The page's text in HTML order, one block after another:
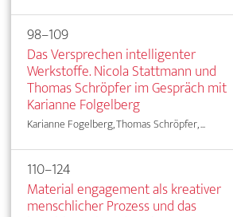
98–109
Das Versprechen intelligenter
Werkstoffe. Nicola Stattmann und
Thomas Schröpfer im Gespräch mit
Karianne Folgelberg
Karianne Fogelberg, Thomas Schröpfer, ...
110–124
Material engagement als kreativer
menschlicher Prozess und das